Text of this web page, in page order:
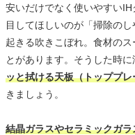
安いだけでなく使いやすい
目してほしいのが「掃除の
起きる吹きこぼれ。食材の
とがあります。そうした時に
ッと拭ける天板（トッププ
きましょう。
結晶ガラスやセラミックガ